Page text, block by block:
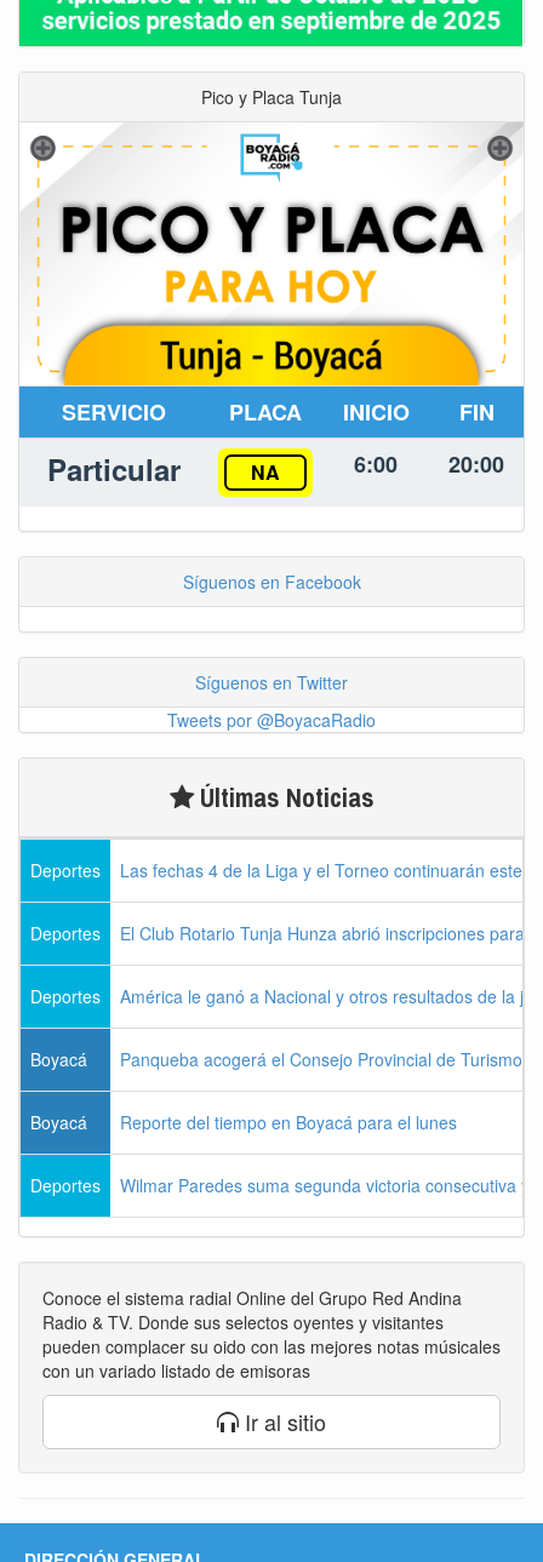
Pico y Placa Tunja
SERVICIO PLACA INICIO FIN
Particular NA 6:00 20:00
Síguenos en Facebook
Síguenos en Twitter
Tweets por @BoyacaRadio
Últimas Noticias
Deportes Las fechas 4 de la Liga y el Torneo continuarán este
Deportes El Club Rotario Tunja Hunza abrió inscripciones para
Deportes América le ganó a Nacional y otros resultados de la
Boyacá Panqueba acogerá el Consejo Provincial de Turismo
Boyacá Reporte del tiempo en Boyacá para el lunes
Deportes Wilmar Paredes suma segunda victoria consecutiva y
Conoce el sistema radial Online del Grupo Red Andina
Radio & TV. Donde sus selectos oyentes y visitantes
pueden complacer su oido con las mejores notas músicales
con un variado listado de emisoras
Ir al sitio